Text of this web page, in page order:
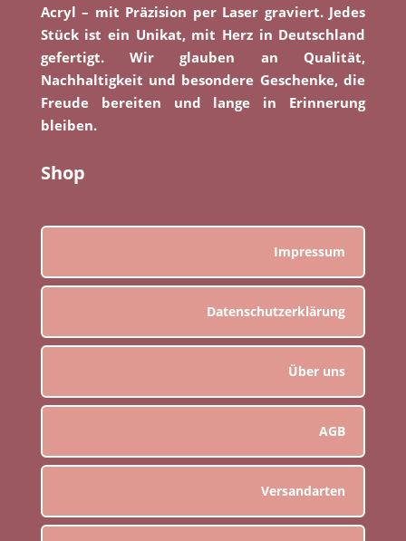
Acryl – mit Präzision per Laser graviert. Jedes
Stück ist ein Unikat, mit Herz in Deutschland
gefertigt. Wir glauben an Qualität,
Nachhaltigkeit und besondere Geschenke, die
Freude bereiten und lange in Erinnerung
bleiben.
Shop
Impressum
Datenschutzerklärung
Über uns
AGB
Versandarten